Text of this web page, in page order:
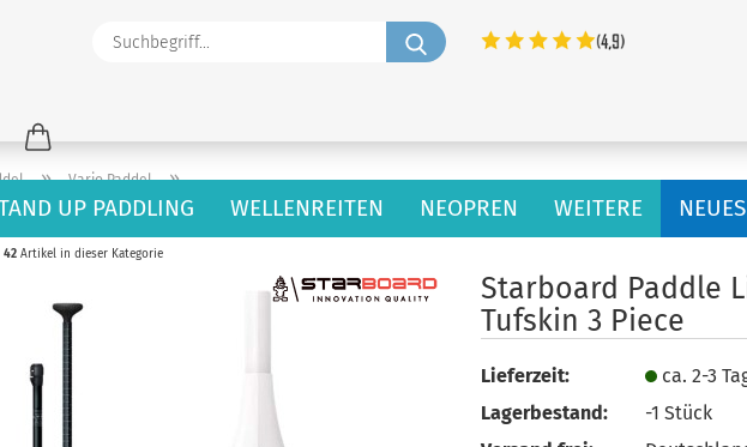
Suchbegriff...
UP PADDLING WELLENREITEN NEOPREN NEUES
WEITERE
» Vario Paddel »
42 Artikel in dieser Kategorie
Starboard Paddle
Tufskin 3 Piece
Lieferzeit:
ca. 2-3
Lagerbestand:
-1 Stück